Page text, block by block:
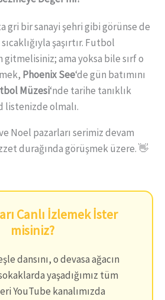
gri bir sanayi şehri gibi görünse de
şaşırtır. Futbol
ama yoksa bile sırf o
Phoenix See‘de gün batımını
Müzesi‘nde tarihe tanıklık
olmalı.
Noel pazarları serimiz devam
durağında görüşmek üzere. 👋
Canlı İzlemek İster
misiniz?
dansını, o devasa ağacın
yaşadığımız tüm
YouTube kanalımızda